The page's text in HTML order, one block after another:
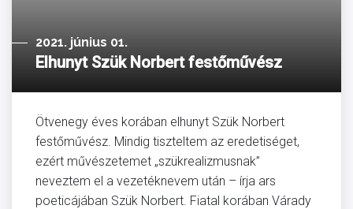
2021. június 01.
Elhunyt Szük Norbert festőművész
Ötvenegy éves korában elhunyt Szük Norbert
festőművész. Mindig tiszteltem az eredetiséget,
ezért művészetemet „szükrealizmusnak”
neveztem el a vezetéknevem után – írja ars
poeticájában Szük Norbert. Fiatal korában Várady